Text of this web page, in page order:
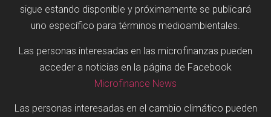
sigue estando disponible y próximamente se publicará
uno específico para términos medioambientales.
Las personas interesadas en las microfinanzas pueden
acceder a noticias en la página de Facebook
Microfinance News
Las personas interesadas en el cambio climático pueden